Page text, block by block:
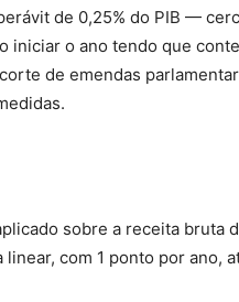
de 0,25% do PIB —
iniciar o ano tendo que
de emendas
sobre a receita bruta
linear, com 1 ponto por ano,